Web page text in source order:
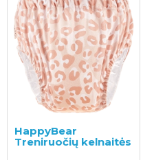
HappyBear
Treniruočių kelnaitės